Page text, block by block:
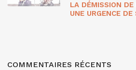
LA DÉMISSION
UNE URGENCE
COMMENTAIRES RÉCENTS